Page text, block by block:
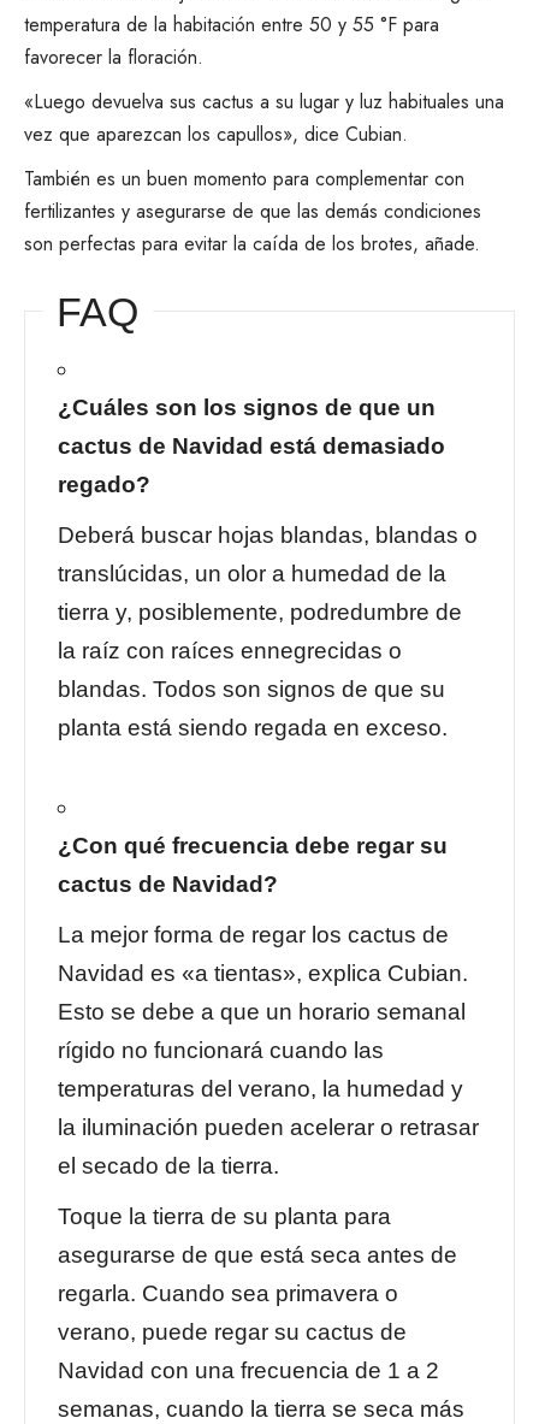
temperatura de la habitación entre 50 y 55 °F para
favorecer la floración.
«Luego devuelva sus cactus a su lugar y luz habituales una
vez que aparezcan los capullos», dice Cubian.
También es un buen momento para complementar con
fertilizantes y asegurarse de que las demás condiciones
son perfectas para evitar la caída de los brotes, añade.
FAQ
¿Cuáles son los signos de que un
cactus de Navidad está demasiado
regado?
Deberá buscar hojas blandas, blandas o
translúcidas, un olor a humedad de la
tierra y, posiblemente, podredumbre de
la raíz con raíces ennegrecidas o
blandas. Todos son signos de que su
planta está siendo regada en exceso.
¿Con qué frecuencia debe regar su
cactus de Navidad?
La mejor forma de regar los cactus de
Navidad es «a tientas», explica Cubian.
Esto se debe a que un horario semanal
rígido no funcionará cuando las
temperaturas del verano, la humedad y
la iluminación pueden acelerar o retrasar
el secado de la tierra.
Toque la tierra de su planta para
asegurarse de que está seca antes de
regarla. Cuando sea primavera o
verano, puede regar su cactus de
Navidad con una frecuencia de 1 a 2
semanas, cuando la tierra se seca más